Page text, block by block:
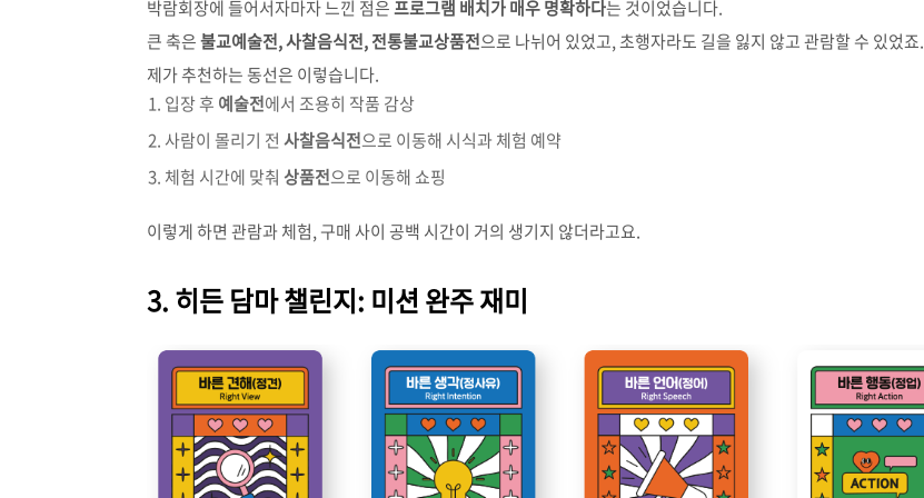
박람회장에 들어서자마자 느낀 점은프로그램 배치가 매우 명확하다는 것이었습니다.
큰 축은불교예술전, 사찰음식전, 전통불교상품전으로 나뉘어 있었고, 초행자라도 길을 잃지 않고 관람할 수 있었죠.
제가 추천하는 동선은 이렇습니다.
입장 후 예술전에서 조용히 작품 감상
사람이 몰리기 전 사찰음식전으로 이동해 시식과 체험 예약
체험 시간에 맞춰 상품전으로 이동해 쇼핑
이렇게 하면 관람과 체험, 구매 사이 공백 시간이 거의 생기지 않더라고요.
3. 히든 담마 챌린지: 미션 완주 재미